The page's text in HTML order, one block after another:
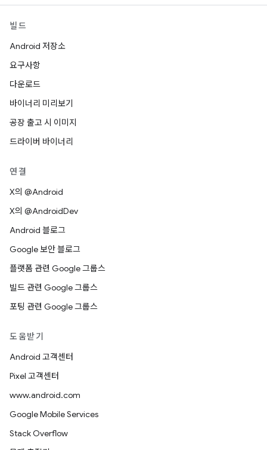
빌드
Android 저장소
요구사항
다운로드
바이너리 미리보기
공장 출고 시 이미지
드라이버 바이너리
연결
X의 @Android
X의 @AndroidDev
Android 블로그
Google 보안 블로그
플랫폼 관련 Google 그룹스
빌드 관련 Google 그룹스
포팅 관련 Google 그룹스
도움받기
Android 고객센터
Pixel 고객센터
www.android.com
Google Mobile Services
Stack Overflow